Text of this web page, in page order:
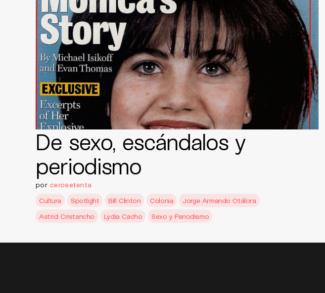
De sexo, escándalos y
periodismo
por cerosetenta
Cultura
Spotlight Bill Clinton Colonia
Jorge Armando Otálora
Astrid Cristancho
Lydia Cacho Sexo y Periodismo